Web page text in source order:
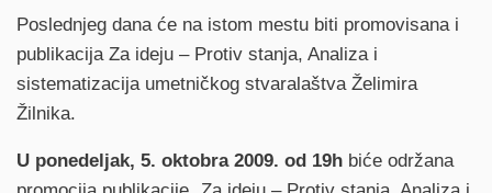
Poslednjeg dana će na istom mestu biti promovisana i
publikacija Za ideju – Protiv stanja, Analiza i
sistematizacija umetničkog stvaralaštva Želimira
Žilnika.
U ponedeljak, 5. oktobra 2009. od 19h biće održana